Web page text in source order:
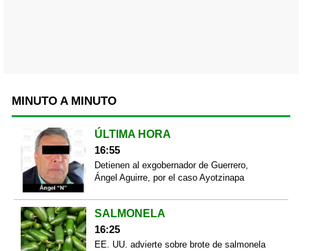
MINUTO A MINUTO
ÚLTIMA HORA
16:55
Detienen al exgobernador de Guerrero,
Ángel Aguirre, por el caso Ayotzinapa
SALMONELA
16:25
EE. UU. advierte sobre brote de salmonela